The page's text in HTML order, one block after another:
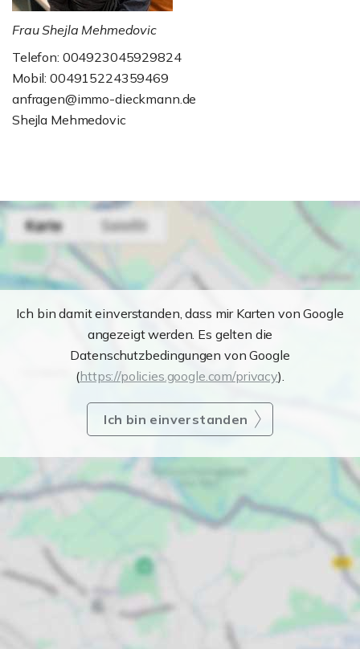
Frau Shejla Mehmedovic
Telefon: 004923045929824
Mobil: 004915224359469
anfragen@immo-dieckmann.de
Shejla Mehmedovic
Ich bin damit einverstanden, dass mir Karten von Google
angezeigt werden. Es gelten die
Datenschutzbedingungen von Google
(https://policies.google.com/privacy).
Ich bin einverstanden